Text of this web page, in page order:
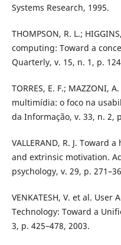
Systems Research, 1995.
THOMPSON, R. L.;
computing: Toward a
Quarterly, v. 15, n. 1, p.
TORRES, E. F.; MAZZONI,
multimídia: o foco na
da Informação, v. 33, n. 2,
VALLERAND, R. J. Toward
and extrinsic motivation.
psychology, v. 29, p.
VENKATESH, V. et al.
Technology: Toward a
3, p. 425–478, 2003.